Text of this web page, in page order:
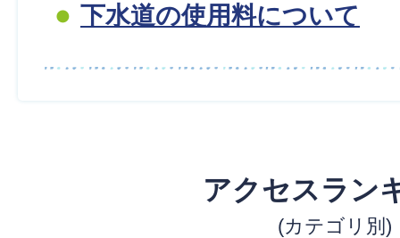
下水道の使用料について
アクセスラン
(カテゴリ別)